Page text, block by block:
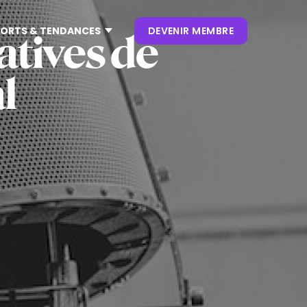
KEYNOTES
CES
NRF
VIVATECH
CLIENT
& TENDANCES
CONTENUS
LIVRES BLANCS
OUVRAGES
NEWSLETTERS
HUB LANDSCAPE :
CARTOGRAPHIE DES
OUTILS IA GÉNÉRATIVE
DEVENIR MEMBRE
de